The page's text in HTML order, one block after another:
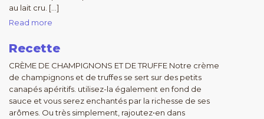
au lait cru. […]
Read more
Recette
CRÈME DE CHAMPIGNONS ET DE TRUFFE Notre crème
de champignons et de truffes se sert sur des petits
canapés apéritifs. utilisez-la également en fond de
sauce et vous serez enchantés par la richesse de ses
arômes. Ou très simplement, rajoutez•en dans